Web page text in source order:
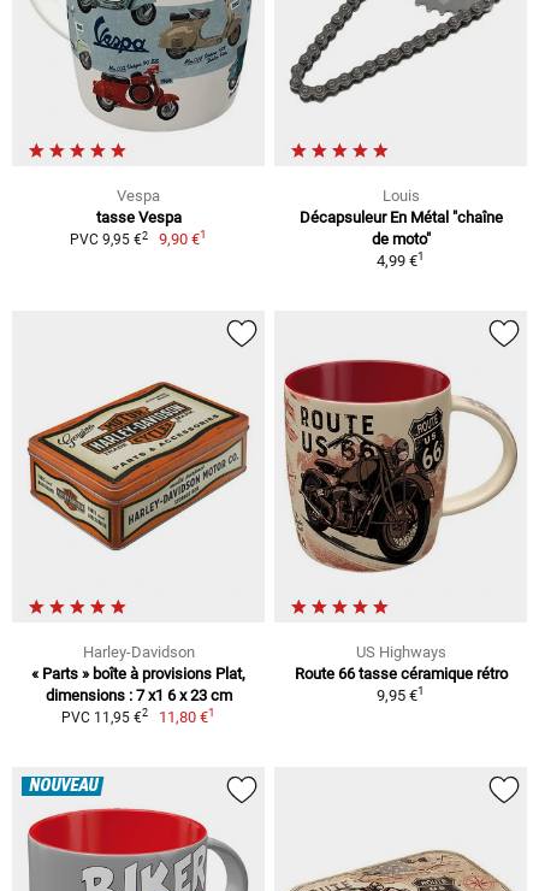
Vespa
tasse Vespa
PVC 9,95 €2 9,90 €1
Louis
Décapsuleur En Métal "chaîne
de moto"
4,99 €1
Harley-Davidson
« Parts » boîte à provisions Plat,
dimensions : 7 x1 6 x 23 cm
PVC 11,95 €2 11,80 €1
US Highways
Route 66 tasse céramique rétro
9,95 €1
NOUVEAU